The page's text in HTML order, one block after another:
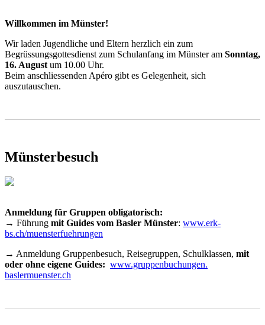
Willkommen im Münster!
Wir laden Jugendliche und Eltern herzlich ein zum
Begrüssungsgottesdienst zum Schulanfang im Münster am Sonntag,
16. August um 10.00 Uhr.
Beim anschliessenden Apéro gibt es Gelegenheit, sich
auszutauschen.
Münsterbesuch
Anmeldung für Gruppen obligatorisch:
→ Führung mit Guides vom Basler Münster: www.erk-
bs.ch/muensterfuehrungen
→ Anmeldung Gruppenbesuch, Reisegruppen, Schulklassen, mit
oder ohne eigene Guides: www.gruppenbuchungen.
baslermuenster.ch